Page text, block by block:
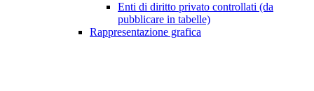
Enti di diritto privato controllati (da
pubblicare in tabelle)
Rappresentazione grafica